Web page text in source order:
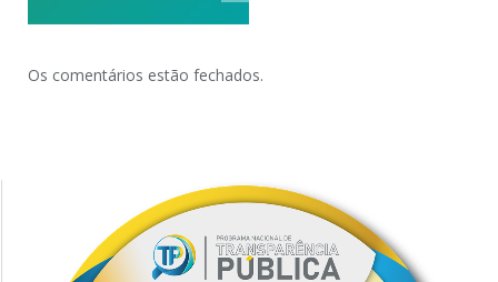
Os comentários estão fechados.